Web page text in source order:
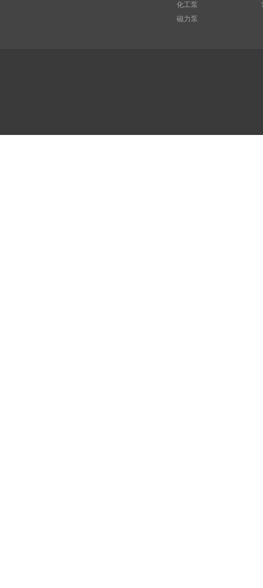
化工泵
磁力泵